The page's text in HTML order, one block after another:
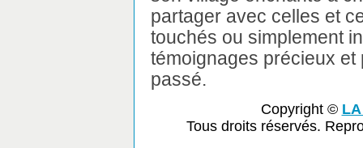
partager avec celles et
touchés ou simplement
témoignages précieux
passé.
Copyright ©
Tous droits réservés.